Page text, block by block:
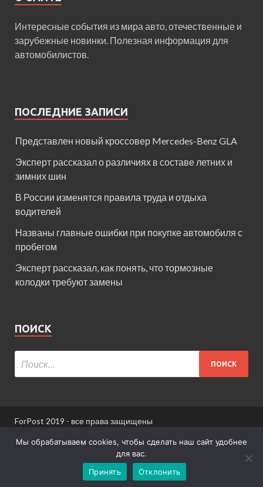
Интересные события из мира авто, отечественные и
зарубежные новинки. Полезная информация для
автомобилистов.
ПОСЛЕДНИЕ ЗАПИСИ
Представлен новый кроссовер Mercedes-Benz GLA
Эксперт рассказал о различиях в составе летних и
зимних шин
В России изменятся правила труда и отдыха
водителей
Названы главные ошибки при покупке автомобиля с
пробегом
Эксперт рассказал, как понять, что тормозные
колодки требуют замены
ПОИСК
ForPost 2019 - все права защищены
При использовании материалов сайта ссылка
Информация для пользователей сайта
Мы обрабатываем cookies, чтобы сделать наш сайт удобнее
для вас.
Принять
Отклонить